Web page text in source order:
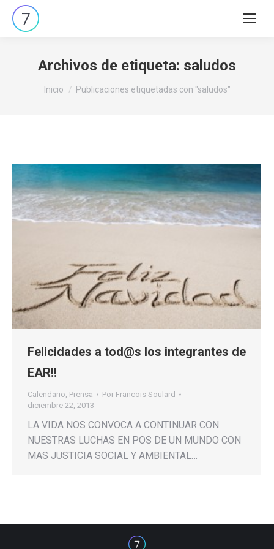
Buscar:
Archivos de etiqueta: saludos
Estás aquí:
Inicio Publicaciones etiquetadas con "saludos"
Felicidades a tod@s los integrantes de
EAR!!
Calendario Prensa Por Francois Soulard
diciembre 22, 2013
LA VIDA NOS CONVOCA A CONTINUAR CON
NUESTRAS LUCHAS EN POS DE UN MUNDO CON
MAS JUSTICIA SOCIAL Y AMBIENTAL…